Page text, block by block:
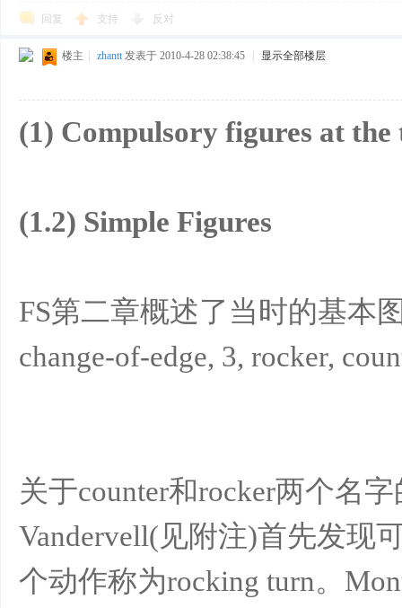
回复 支持 反对
楼主 zhantt 发表于 2010-4-28 02:38:45 显示全部楼层
(1) Compulsory figures at
(1.2) Simple Figures
FS第二章概述了当时的基本
change-of-edge, 3, rocker,
关于counter和rocker两个名
Vandervell(见附注)首先发现
个动作称为rocking turn。